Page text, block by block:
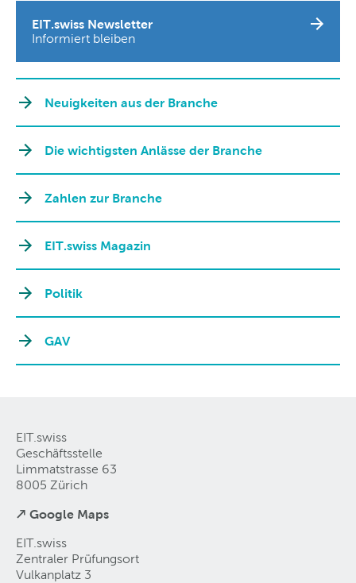
EIT.swiss Newsletter
Informiert bleiben
Neuigkeiten aus der Branche
Die wichtigsten Anlässe der Branche
Zahlen zur Branche
EIT.swiss Magazin
Politik
GAV
EIT.swiss
Geschäftsstelle
Limmatstrasse 63
8005 Zürich
↗ Google Maps
EIT.swiss
Zentraler Prüfungsort
Vulkanplatz 3